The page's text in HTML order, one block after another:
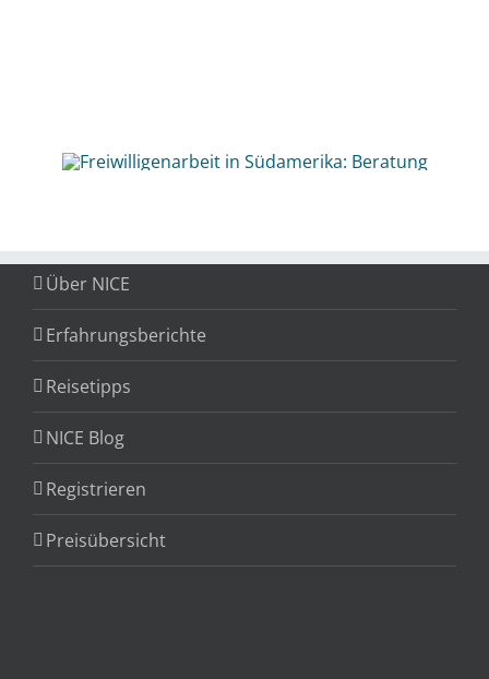
Über NICE
Erfahrungsberichte
Reisetipps
NICE Blog
Registrieren
Preisübersicht